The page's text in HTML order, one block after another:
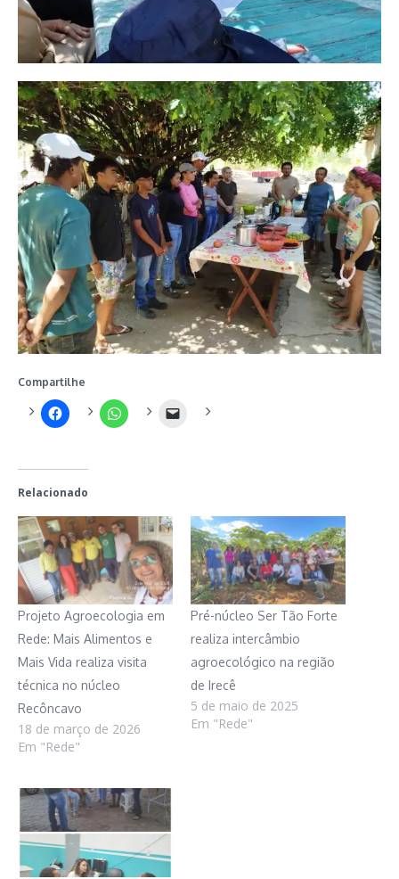
Compartilhe
Relacionado
Projeto Agroecologia em
Rede: Mais Alimentos e
Mais Vida realiza visita
técnica no núcleo
Recôncavo
18 de março de 2026
Em "Rede"
Pré-núcleo Ser Tão Forte
realiza intercâmbio
agroecológico na região
de Irecê
5 de maio de 2025
Em "Rede"